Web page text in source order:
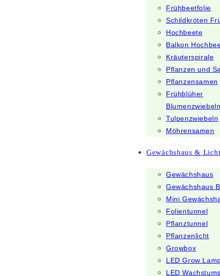
Frühbeetfolie
Schildkröten
Hochbeete
Balkon
Kräuterspirale
Pflanzen und
Pflanzensamen
Frühblüher
Blumenzwiebeln
Tulpenzwiebeln
Möhrensamen
Gewächshaus & Licht
Gewächshaus
Gewächshaus
Mini
Folientunnel
Pflanztunnel
Pflanzenlicht
Growbox
LED Grow
LED